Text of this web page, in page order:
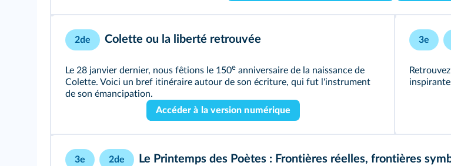
2de Colette ou la liberté retrouvée
Le 28 janvier dernier, nous fêtions le 150e anniversaire de la naissance de
Colette. Voici un bref itinéraire autour de son écriture, qui fut l'instrument
de son émancipation.
Accéder à la version numérique
3e
3e 2de Le Printemps des Poètes : Frontières réelles, frontières